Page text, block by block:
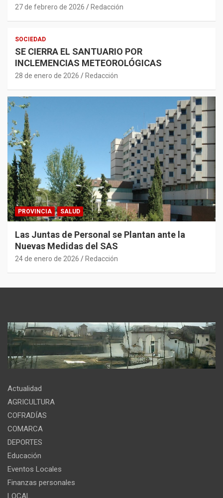
27 de febrero de 2026 Redacción
SOCIEDAD
SE CIERRA EL SANTUARIO POR
INCLEMENCIAS METEOROLÓGICAS
28 de enero de 2026 Redacción
PROVINCIA SALUD
Las Juntas de Personal se Plantan ante la
Nuevas Medidas del SAS
24 de enero de 2026 Redacción
Actualidad
AGRICULTURA
COFRADÍAS
COMARCA
DEPORTES
Educación
Eventos Locales
Finanzas personales
LOCAL